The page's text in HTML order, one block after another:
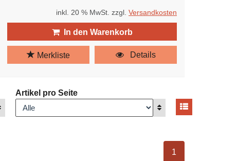
inkl. 20 % MwSt. zzgl. Versandkosten
In den Warenkorb
Merkliste Details
Anzeigen
Artikel pro Seite
AnzeigenAnsicht
ausgewählt Seite
1